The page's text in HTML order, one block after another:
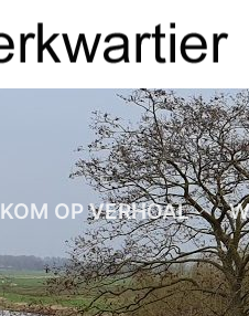
KOM OP VERHOAL